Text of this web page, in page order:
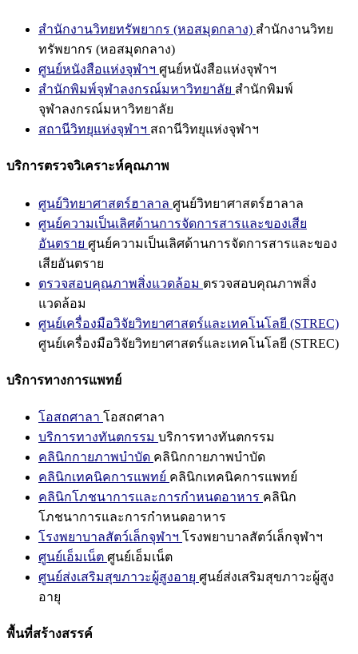
สำนักงานวิทยทรัพยากร (หอสมุดกลาง) สำนักงานวิทย
ทรัพยากร (หอสมุดกลาง)
ศูนย์หนังสือแห่งจุฬาฯ ศูนย์หนังสือแห่งจุฬาฯ
สำนักพิมพ์จุฬาลงกรณ์มหาวิทยาลัย สำนักพิมพ์
จุฬาลงกรณ์มหาวิทยาลัย
สถานีวิทยุแห่งจุฬาฯ สถานีวิทยุแห่งจุฬาฯ
บริการตรวจวิเคราะห์คุณภาพ
ศูนย์วิทยาศาสตร์ฮาลาล ศูนย์วิทยาศาสตร์ฮาลาล
ศูนย์ความเป็นเลิศด้านการจัดการสารและของเสีย
อันตราย ศูนย์ความเป็นเลิศด้านการจัดการสารและของ
เสียอันตราย
ตรวจสอบคุณภาพสิ่งแวดล้อม ตรวจสอบคุณภาพสิ่ง
แวดล้อม
ศูนย์เครื่องมือวิจัยวิทยาศาสตร์และเทคโนโลยี (STREC)
ศูนย์เครื่องมือวิจัยวิทยาศาสตร์และเทคโนโลยี (STREC)
บริการทางการแพทย์
โอสถศาลา โอสถศาลา
บริการทางทันตกรรม บริการทางทันตกรรม
คลินิกกายภาพบำบัด คลินิกกายภาพบำบัด
คลินิกเทคนิคการแพทย์ คลินิกเทคนิคการแพทย์
คลินิกโภชนาการและการกำหนดอาหาร คลินิก
โภชนาการและการกำหนดอาหาร
โรงพยาบาลสัตว์เล็กจุฬาฯ โรงพยาบาลสัตว์เล็กจุฬาฯ
ศูนย์เอ็มเน็ต ศูนย์เอ็มเน็ต
ศูนย์ส่งเสริมสุขภาวะผู้สูงอายุ ศูนย์ส่งเสริมสุขภาวะผู้สูง
อายุ
พื้นที่สร้างสรรค์